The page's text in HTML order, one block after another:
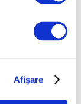
Afişare